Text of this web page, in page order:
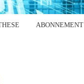
ABONNEMENT